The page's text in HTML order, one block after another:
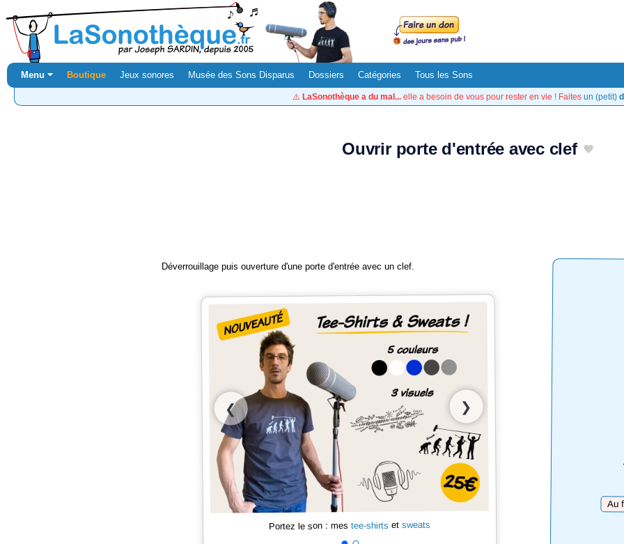
Menu ⏷ Boutique Jeux sonores Musée des Sons Disparus Dossiers Catégories Tous les Sons
⚠️ LaSonothèque a du mal... elle a besoin de vous pour rester en vie ! Faites un (petit)
Ouvrir porte d'entrée avec clef
Déverrouillage puis ouverture d'une porte d'entrée avec un clef.
❮ ❯
Portez le son : mestee-shirts etsweats